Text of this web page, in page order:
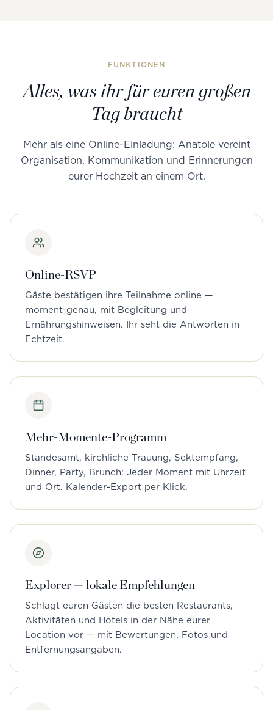
FUNKTIONEN
Alles, was ihr für euren großen
Tag braucht
Mehr als eine Online-Einladung: Anatole vereint
Organisation, Kommunikation und Erinnerungen
eurer Hochzeit an einem Ort.
Online-RSVP
Gäste bestätigen ihre Teilnahme online —
moment-genau, mit Begleitung und
Ernährungshinweisen. Ihr seht die Antworten in
Echtzeit.
Mehr-Momente-Programm
Standesamt, kirchliche Trauung, Sektempfang,
Dinner, Party, Brunch: Jeder Moment mit Uhrzeit
und Ort. Kalender-Export per Klick.
Explorer — lokale Empfehlungen
Schlagt euren Gästen die besten Restaurants,
Aktivitäten und Hotels in der Nähe eurer
Location vor — mit Bewertungen, Fotos und
Entfernungsangaben.